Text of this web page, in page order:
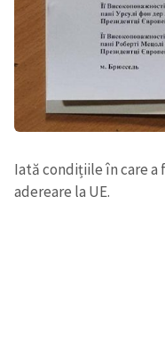
Iată condițiile în care a
adereare la UE.